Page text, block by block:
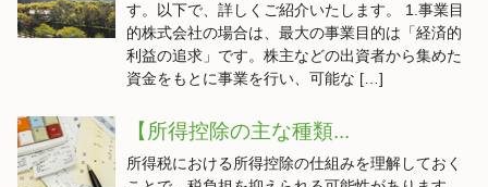
す。以下で、詳しくご紹介いたします。 1.事業目
的株式会社の場合は、最大の事業目的は「経済的
利益の追求」です。株主などの出資者から集めた
資金をもとに事業を行い、可能な […]
【所得控除の主な種類...
所得税における所得控除の仕組みを理解しておく